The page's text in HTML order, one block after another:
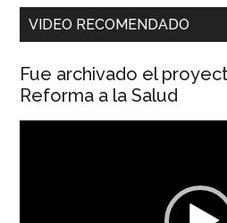
VIDEO RECOMENDADO
Fue archivado el
Reforma a la Salud